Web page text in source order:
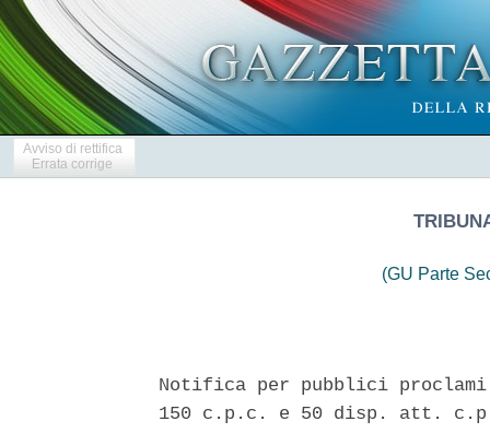
Avviso di rettifica
Errata corrige
(GU Parte